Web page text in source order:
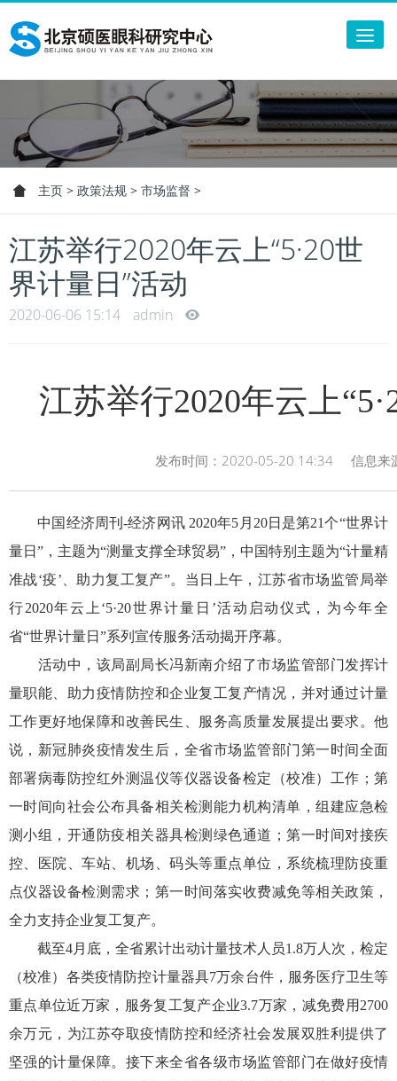
主页 > 政策法规 > 市场监督 >
江苏举行2020年云上“5·20世
界计量日”活动
2020-06-06 15:14 admin
江苏举行2020年云上
发布时间：2020-05-20 14:34 信息来
中国经济周刊-经济网讯 2020年5月20日是第21个“世界计
量日”，主题为“测量支撑全球贸易”，中国特别主题为“计量精
准战‘疫’、助力复工复产”。当日上午，江苏省市场监管局举
行2020年云上‘5·20世界计量日’活动启动仪式，为今年全
省“世界计量日”系列宣传服务活动揭开序幕。
活动中，该局副局长冯新南介绍了市场监管部门发挥计
量职能、助力疫情防控和企业复工复产情况，并对通过计量
工作更好地保障和改善民生、服务高质量发展提出要求。他
说，新冠肺炎疫情发生后，全省市场监管部门第一时间全面
部署病毒防控红外测温仪等仪器设备检定（校准）工作；第
一时间向社会公布具备相关检测能力机构清单，组建应急检
测小组，开通防疫相关器具检测绿色通道；第一时间对接疾
控、医院、车站、机场、码头等重点单位，系统梳理防疫重
点仪器设备检测需求；第一时间落实收费减免等相关政策，
全力支持企业复工复产。
截至4月底，全省累计出动计量技术人员1.8万人次，检定
（校准）各类疫情防控计量器具7万余台件，服务医疗卫生等
重点单位近万家，服务复工复产企业3.7万家，减免费用2700
余万元，为江苏夺取疫情防控和经济社会发展双胜利提供了
坚强的计量保障。接下来全省各级市场监管部门在做好疫情